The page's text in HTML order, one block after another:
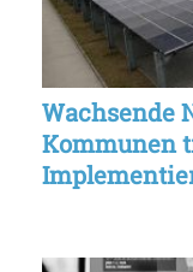
Wachsende
Kommunen